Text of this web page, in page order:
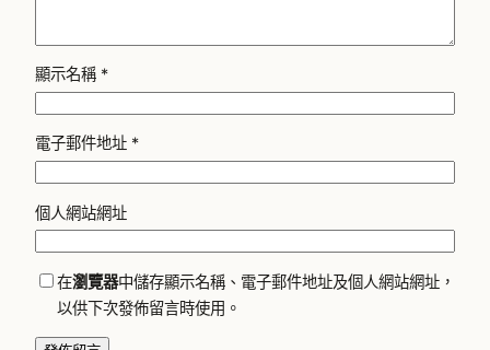
顯示名稱 *
電子郵件地址 *
個人網站網址
在瀏覽器中儲存顯示名稱、電子郵件地址及個人網站網址，
以供下次發佈留言時使用。